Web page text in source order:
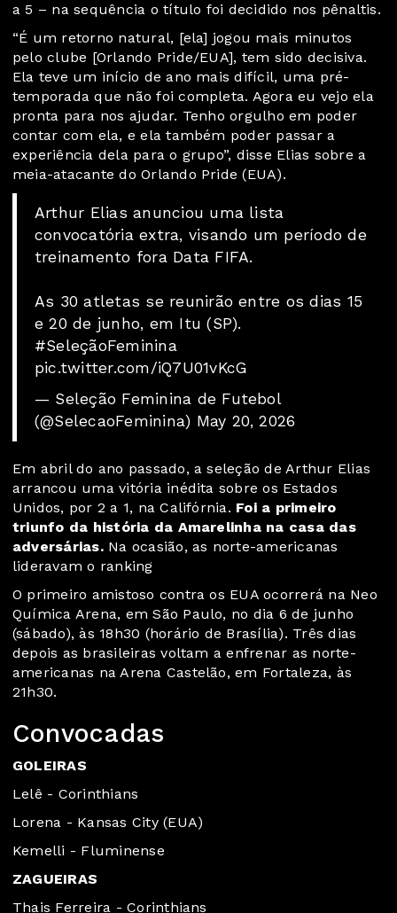
a 5 – na sequência o título foi decidido nos pênaltis.
“É um retorno natural, [ela] jogou mais minutos
pelo clube [Orlando Pride/EUA], tem sido decisiva.
Ela teve um início de ano mais difícil, uma pré-
temporada que não foi completa. Agora eu vejo ela
pronta para nos ajudar. Tenho orgulho em poder
contar com ela, e ela também poder passar a
experiência dela para o grupo”, disse Elias sobre a
meia-atacante do Orlando Pride (EUA).
Arthur Elias anunciou uma lista
convocatória extra, visando um período de
treinamento fora Data FIFA.
As 30 atletas se reunirão entre os dias 15
e 20 de junho, em Itu (SP).
#SeleçãoFeminina
pic.twitter.com/iQ7U01vKcG
— Seleção Feminina de Futebol
(@SelecaoFeminina) May 20, 2026
Em abril do ano passado, a seleção de Arthur Elias
arrancou uma vitória inédita sobre os Estados
Unidos, por 2 a 1, na Califórnia. Foi a primeiro
triunfo da história da Amarelinha na casa das
adversárias.Na ocasião, as norte-americanas
lideravam o ranking
O primeiro amistoso contra os EUA ocorrerá na Neo
Química Arena, em São Paulo, no dia 6 de junho
(sábado), às 18h30 (horário de Brasília). Três dias
depois as brasileiras voltam a enfrenar as norte-
americanas na Arena Castelão, em Fortaleza, às
21h30.
Convocadas
GOLEIRAS
Lelê - Corinthians
Lorena - Kansas City (EUA)
Kemelli - Fluminense
ZAGUEIRAS
Thais Ferreira - Corinthians